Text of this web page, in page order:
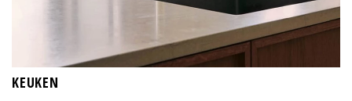
KEUKEN